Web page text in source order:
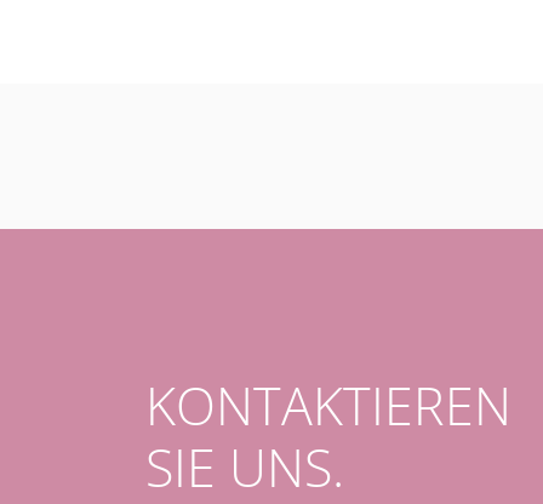
KONTAKTIEREN
SIE UNS.